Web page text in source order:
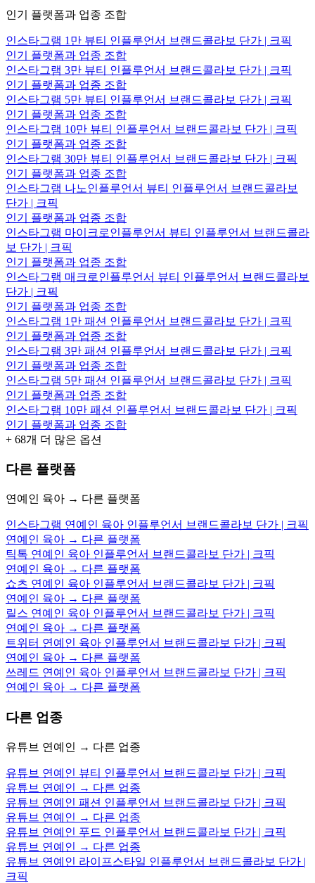
인기 플랫폼과 업종 조합
인스타그램 1만 뷰티 인플루언서 브랜드콜라보 단가 | 크픽
인기 플랫폼과 업종 조합
인스타그램 3만 뷰티 인플루언서 브랜드콜라보 단가 | 크픽
인기 플랫폼과 업종 조합
인스타그램 5만 뷰티 인플루언서 브랜드콜라보 단가 | 크픽
인기 플랫폼과 업종 조합
인스타그램 10만 뷰티 인플루언서 브랜드콜라보 단가 | 크픽
인기 플랫폼과 업종 조합
인스타그램 30만 뷰티 인플루언서 브랜드콜라보 단가 | 크픽
인기 플랫폼과 업종 조합
인스타그램 나노인플루언서 뷰티 인플루언서 브랜드콜라보
단가 | 크픽
인기 플랫폼과 업종 조합
인스타그램 마이크로인플루언서 뷰티 인플루언서 브랜드콜라
보 단가 | 크픽
인기 플랫폼과 업종 조합
인스타그램 매크로인플루언서 뷰티 인플루언서 브랜드콜라보
단가 | 크픽
인기 플랫폼과 업종 조합
인스타그램 1만 패션 인플루언서 브랜드콜라보 단가 | 크픽
인기 플랫폼과 업종 조합
인스타그램 3만 패션 인플루언서 브랜드콜라보 단가 | 크픽
인기 플랫폼과 업종 조합
인스타그램 5만 패션 인플루언서 브랜드콜라보 단가 | 크픽
인기 플랫폼과 업종 조합
인스타그램 10만 패션 인플루언서 브랜드콜라보 단가 | 크픽
인기 플랫폼과 업종 조합
+ 68개 더 많은 옵션
다른 플랫폼
연예인 육아 → 다른 플랫폼
인스타그램 연예인 육아 인플루언서 브랜드콜라보 단가 | 크픽
연예인 육아 → 다른 플랫폼
틱톡 연예인 육아 인플루언서 브랜드콜라보 단가 | 크픽
연예인 육아 → 다른 플랫폼
쇼츠 연예인 육아 인플루언서 브랜드콜라보 단가 | 크픽
연예인 육아 → 다른 플랫폼
릴스 연예인 육아 인플루언서 브랜드콜라보 단가 | 크픽
연예인 육아 → 다른 플랫폼
트위터 연예인 육아 인플루언서 브랜드콜라보 단가 | 크픽
연예인 육아 → 다른 플랫폼
쓰레드 연예인 육아 인플루언서 브랜드콜라보 단가 | 크픽
연예인 육아 → 다른 플랫폼
다른 업종
유튜브 연예인 → 다른 업종
유튜브 연예인 뷰티 인플루언서 브랜드콜라보 단가 | 크픽
유튜브 연예인 → 다른 업종
유튜브 연예인 패션 인플루언서 브랜드콜라보 단가 | 크픽
유튜브 연예인 → 다른 업종
유튜브 연예인 푸드 인플루언서 브랜드콜라보 단가 | 크픽
유튜브 연예인 → 다른 업종
유튜브 연예인 라이프스타일 인플루언서 브랜드콜라보 단가 |
크픽